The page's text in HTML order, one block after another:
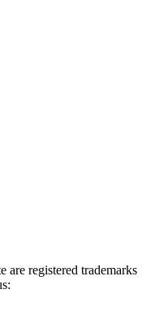
are registered trademarks